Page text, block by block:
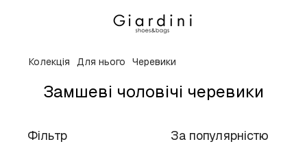
Колекція Для нього Черевики
Замшеві чоловічі черевики
Фільтр За популярністю